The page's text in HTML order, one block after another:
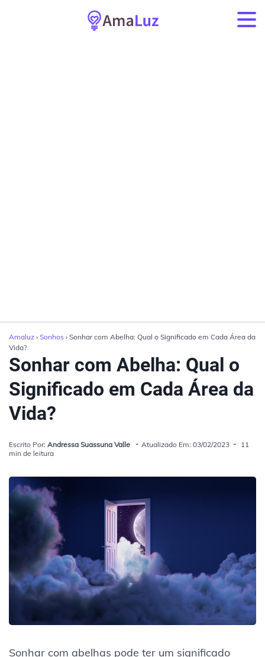
Amaluz › Sonhos › Sonhar com Abelha: Qual o Significado em Cada Área da
Vida?
Sonhar com Abelha: Qual o
Significado em Cada Área da
Vida?
Escrito Por: Andressa Suassuna Valle Atualizado Em: 03/02/2023
11
min de leitura
Sonhar com abelhas pode ter um significado